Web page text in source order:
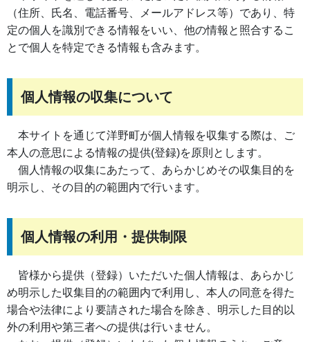
（住所、氏名、電話番号、メールアドレス等）であり、特
定の個人を識別できる情報をいい、他の情報と照合するこ
とで個人を特定できる情報も含みます。
個人情報の収集について
本サイトを通じて洋野町が個人情報を収集する際は、ご
本人の意思による情報の提供(登録)を原則とします。
個人情報の収集にあたって、あらかじめその収集目的を
明示し、その目的の範囲内で行います。
個人情報の利用・提供制限
皆様から提供（登録）いただいた個人情報は、あらかじ
め明示した収集目的の範囲内で利用し、本人の同意を得た
場合や法律により要請された場合を除き、明示した目的以
外の利用や第三者への提供は行いません。